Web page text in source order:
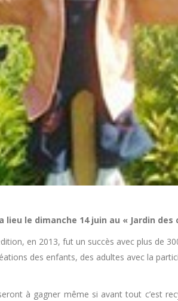
lieu le dimanche 14 juin au « Jardin
en 2013, fut un succès avec plus de
des enfants, des adultes avec la
à gagner même si avant tout c’est